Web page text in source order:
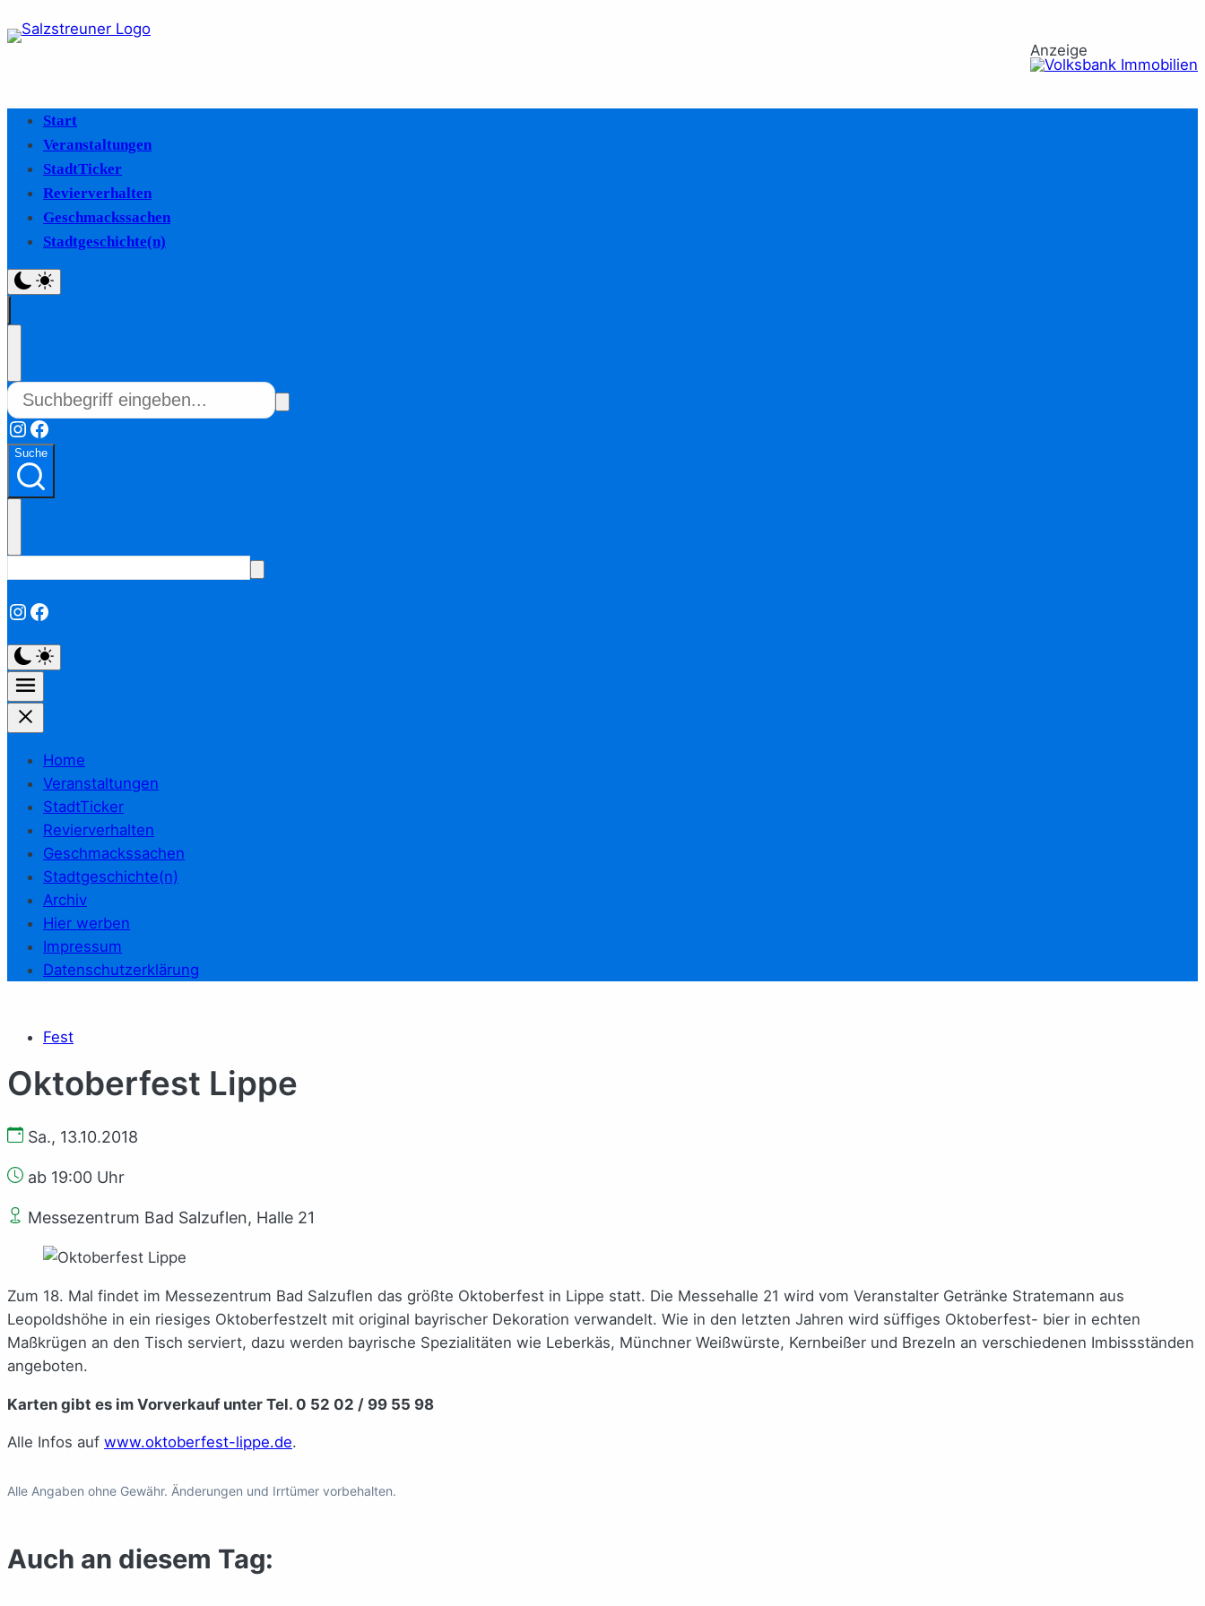
Anzeige
Start
Veranstaltungen
StadtTicker
Revierverhalten
Geschmackssachen
Stadtgeschichte(n)
Instagram
Facebook
Suche
Instagram
Facebook
Home
Veranstaltungen
StadtTicker
Revierverhalten
Geschmackssachen
Stadtgeschichte(n)
Archiv
Hier werben
Impressum
Datenschutzerklärung
Fest
Oktoberfest Lippe
Sa., 13.10.2018
ab 19:00 Uhr
Messezentrum Bad Salzuflen, Halle 21
Zum 18. Mal findet im Messezentrum Bad Salzuflen das größte Oktoberfest in Lippe statt. Die Messehalle 21 wird vom Veranstalter Getränke Stratemann aus
Leopoldshöhe in ein riesiges Oktoberfestzelt mit original bayrischer Dekoration verwandelt. Wie in den letzten Jahren wird süffiges Oktoberfest- bier in echten
Maßkrügen an den Tisch serviert, dazu werden bayrische Spezialitäten wie Leberkäs, Münchner Weißwürste, Kernbeißer und Brezeln an verschiedenen Imbissständen
angeboten.
Karten gibt es im Vorverkauf unter Tel. 0 52 02 / 99 55 98
Alle Infos auf www.oktoberfest-lippe.de.
Alle Angaben ohne Gewähr. Änderungen und Irrtümer vorbehalten.
Auch an diesem Tag: